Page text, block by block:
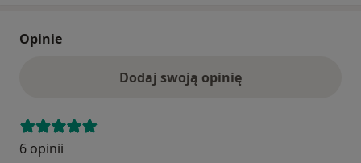
Opinie
Dodaj swoją opinię
6 opinii